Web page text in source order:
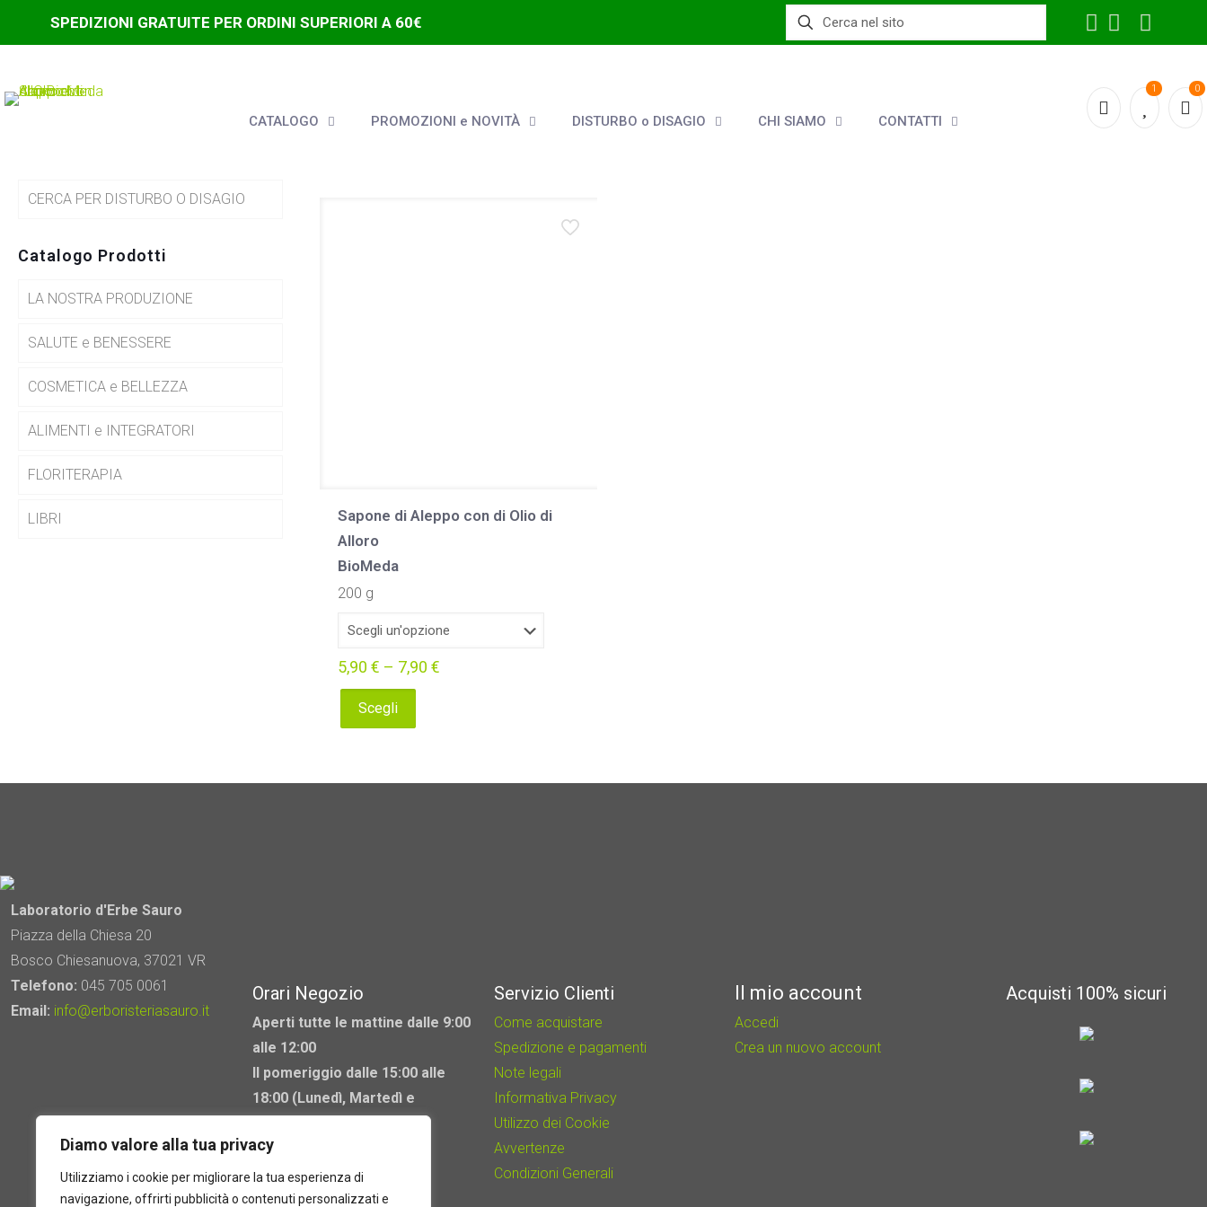
Diamo valore alla tua privacy
Utilizziamo i cookie per migliorare la tua esperienza di
navigazione, offrirti pubblicità o contenuti personalizzati e
SPEDIZIONI GRATUITE PER ORDINI SUPERIORI A 60€
CATALOGO PROMOZIONI e NOVITÀ DISTURBO o DISAGIO CHI SIAMO CONTATTI
1 0
Sapone di Aleppo con di Olio di
Alloro
BioMeda
200 g
5,90 € – 7,90 €
Scegli
pagina
del
CERCA PER DISTURBO O DISAGIO
Catalogo Prodotti
LA NOSTRA PRODUZIONE
SALUTE e BENESSERE
COSMETICA e BELLEZZA
ALIMENTI e INTEGRATORI
FLORITERAPIA
LIBRI
Laboratorio d'Erbe Sauro
Piazza della Chiesa 20
Bosco Chiesanuova, 37021 VR
Telefono: 045 705 0061
Email: info@erboristeriasauro.it
Orari Negozio
Aperti tutte le mattine dalle 9:00
alle 12:00
Il pomeriggio dalle 15:00 alle
18:00 (Lunedì, Martedì e
Servizio Clienti
Come acquistare
Spedizione e pagamenti
Note legali
Informativa Privacy
Utilizzo dei Cookie
Avvertenze
Condizioni Generali
Il mio account
Accedi
Crea un nuovo account
Acquisti 100% sicuri